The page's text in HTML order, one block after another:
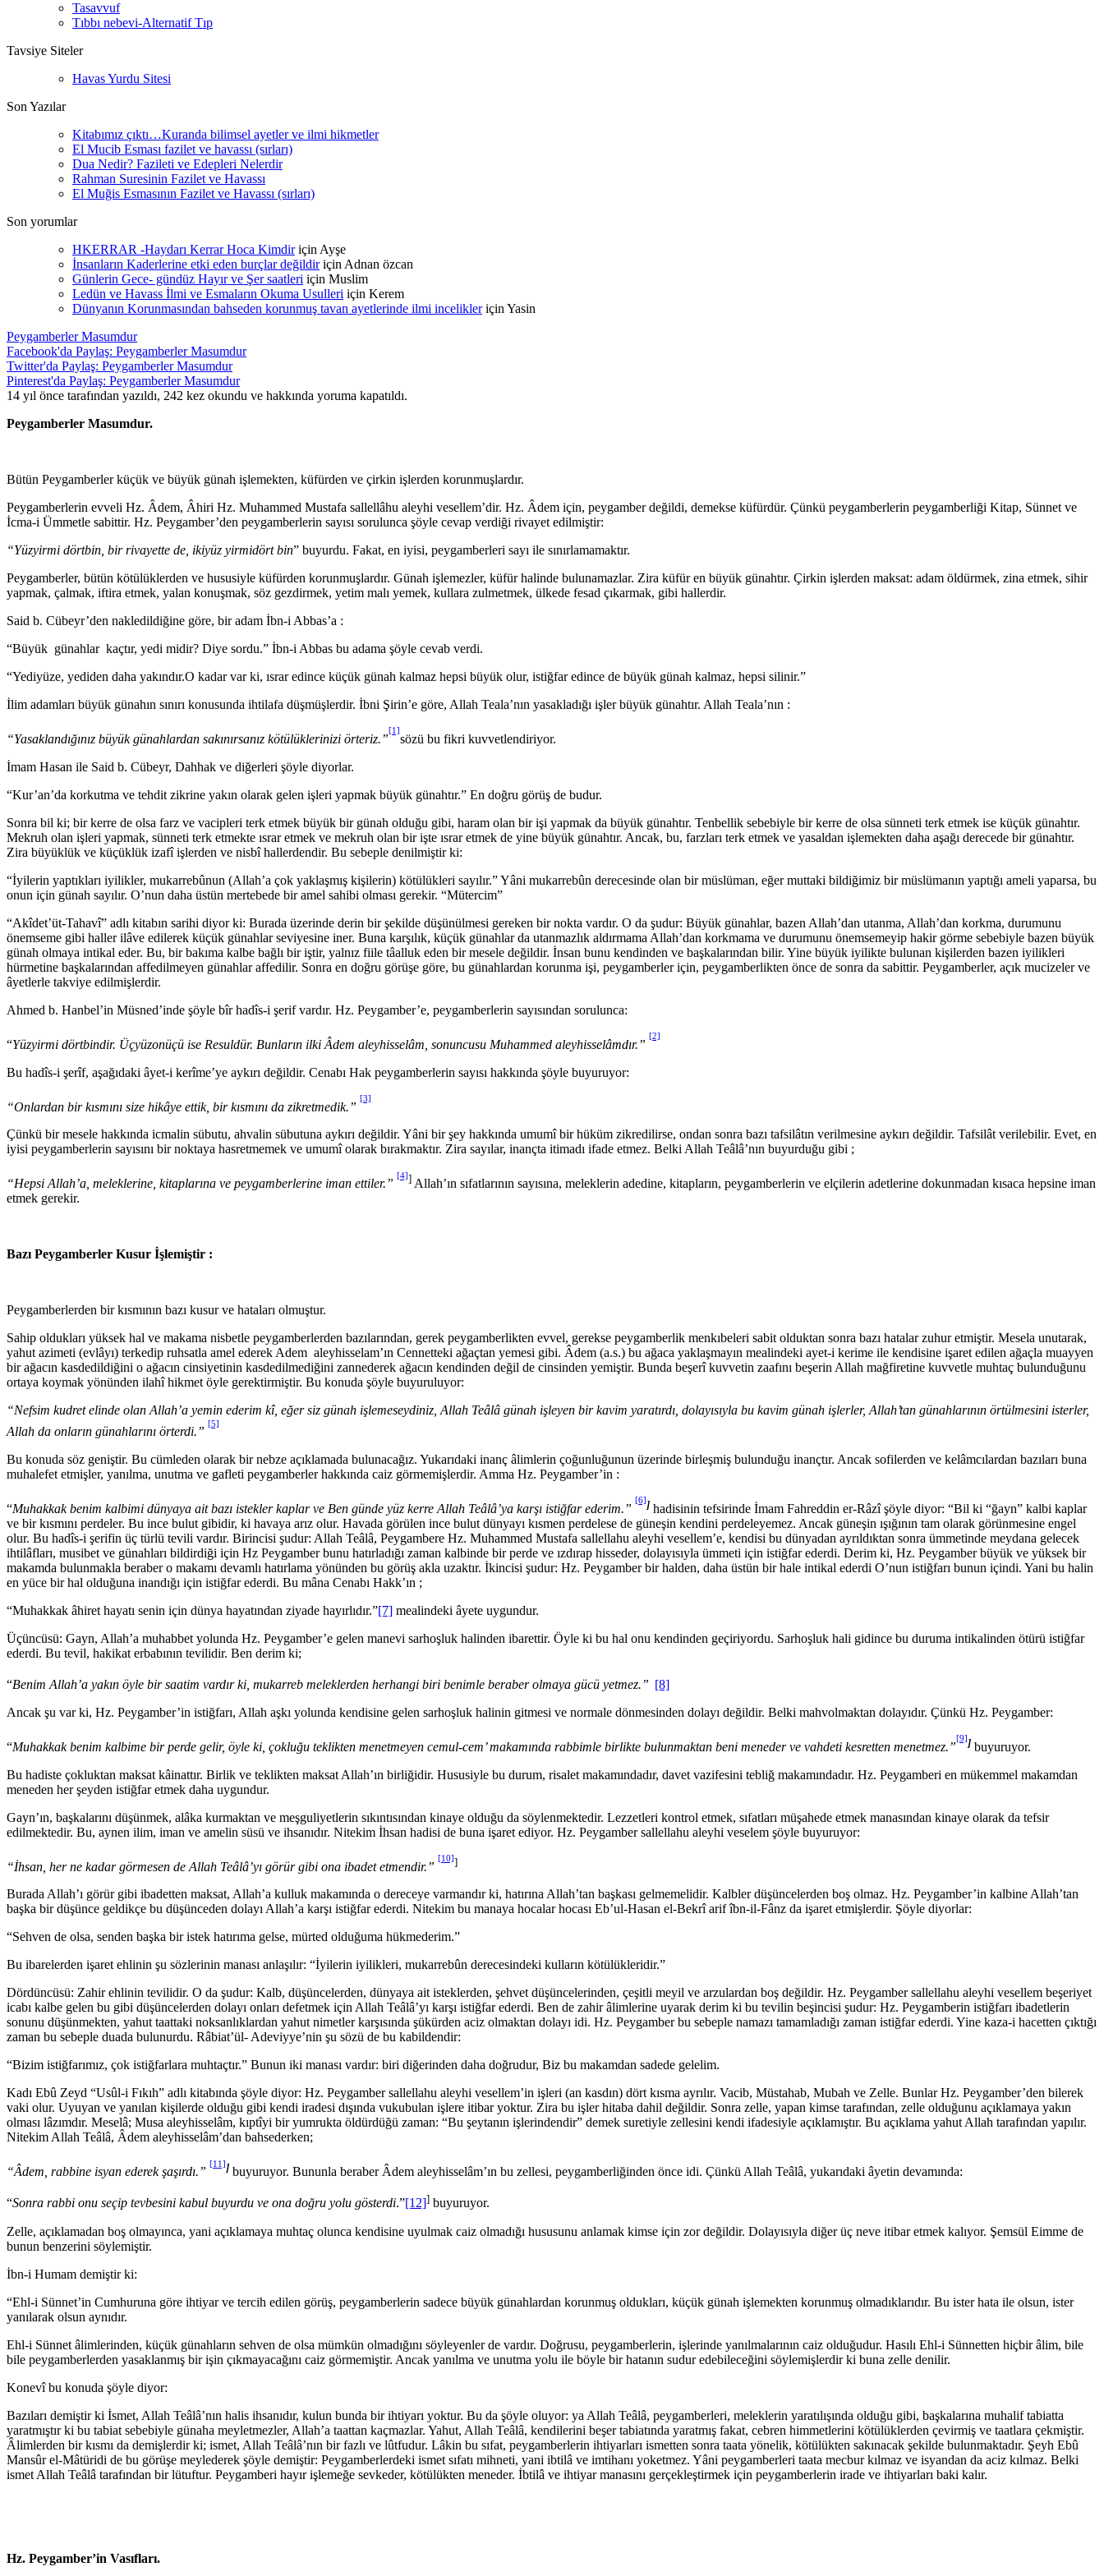
Tasavvuf
Tıbbı nebevi-Alternatif Tıp
Tavsiye Siteler
Havas Yurdu Sitesi
Son Yazılar
Kitabımız çıktı…Kuranda bilimsel ayetler ve ilmi hikmetler
El Mucib Esması fazilet ve havassı (sırları)
Dua Nedir? Fazileti ve Edepleri Nelerdir
Rahman Suresinin Fazilet ve Havassı
El Muğis Esmasının Fazilet ve Havassı (sırları)
Son yorumlar
HKERRAR -Haydarı Kerrar Hoca Kimdiriçin Ayşe
İnsanların Kaderlerine etki eden burçlar değildiriçin Adnan özcan
Günlerin Gece- gündüz Hayır ve Şer saatleri için Muslim
Ledün ve Havass İlmi ve Esmaların Okuma Usulleri için Kerem
Dünyanın Korunmasından bahseden korunmuş tavan ayetlerinde ilmi incelikleriçin Yasin
Peygamberler Masumdur
Facebook'da Paylaş: Peygamberler Masumdur
Twitter'da Paylaş: Peygamberler Masumdur
Pinterest'da Paylaş: Peygamberler Masumdur
14 yıl önce tarafından yazıldı, 242 kez okundu ve hakkında yoruma kapatıldı.
Peygamberler Masumdur.
Bütün Peygamberler küçük ve büyük günah işlemekten, küfür­den ve çirkin işlerden korunmuşlardır.
Peygamberlerin evveli Hz. Âdem, Âhiri Hz. Muhammed Mustafa sallellâhu aleyhi vesellem’dir. Hz. Âdem için, peygamber değildi, de­mekse küfürdür. Çünkü peygamberlerin peygamberliği Kitap, Sün­net ve
İcma-i Ümmetle sabittir. Hz. Peygamber’den peygamberlerin sayısı sorulunca şöyle cevap verdiği rivayet edilmiştir:
“Yüzyirmi dörtbin, bir rivayette de, ikiyüz yirmidört bin” buyurdu. Fakat, en iyisi, peygamberleri sayı ile sınırlamamaktır.
Peygamberler, bütün kötülüklerden ve hususiyle küfürden korunmuşlardır. Günah işlemezler, küfür halinde bulunamazlar. Zira kü­für en büyük günahtır. Çirkin işlerden maksat: adam öldürmek, zina etmek, sihir
yapmak, çalmak, iftira etmek, yalan konuşmak, söz gez­dirmek, yetim malı yemek, kullara zulmetmek, ülkede fesad çıkar­mak, gibi hallerdir.
Said b. Cübeyr’den nakledildiğine göre, bir adam İbn-i Abbas’a :
“Büyük günahlar kaçtır, yedi midir? Diye sordu.” İbn-i Abbas bu adama şöyle cevab verdi.
“Yediyüze, yediden daha yakındır.O kadar var ki, ısrar edince küçük günah kalmaz hepsi büyük olur, istiğfar edince de büyük günah kalmaz, hepsi silinir.”
İlim adamları büyük günahın sınırı konusunda ihtilafa düşmüşlerdir. İbni Şirin’e göre, Allah Teala’nın yasakladığı işler büyük günahtır. Allah Teala’nın :
“Yasaklandığınız büyük günahlardan sakınırsanız kötülükleri­nizi örteriz.”
[1]
sözü bu fikri kuvvetlendiriyor.
İmam Hasan ile Said b. Cübeyr, Dahhak ve diğerleri şöyle diyor­lar.
“Kur’an’da korkutma ve tehdit zikrine yakın olarak gelen işleri yapmak büyük günahtır.” En doğru görüş de budur.
Sonra bil ki; bir kerre de olsa farz ve vacipleri terk etmek büyük bir günah olduğu gibi, haram olan bir işi yapmak da büyük günah­tır. Tenbellik sebebiyle bir kerre de olsa sünneti terk etmek ise küçük günahtır.
Mekruh olan işleri yapmak, sünneti terk etmekte ısrar et­mek ve mekruh olan bir işte ısrar etmek de yine büyük günahtır. Ancak, bu, farzları terk etmek ve yasaldan işlemekten daha aşağı derecede bir günahtır.
Zira büyüklük ve küçüklük izafî işlerden ve nisbî hallerdendir. Bu sebeple denilmiştir ki:
“İyilerin yaptıkları iyi­likler, mukarrebûnun (Allah’a çok yaklaşmış kişilerin) kötülükleri sayılır.” Yâni mukarrebûn derecesinde olan bir müslüman, eğer mut­taki bildiğimiz bir müslümanın yaptığı ameli yaparsa, bu
onun için günah sayılır. O’nun daha üstün mertebede bir amel sahibi olması gerekir. “Mütercim”
“Akîdet’üt-Tahavî” adlı kitabın sarihi diyor ki: Burada üzerinde derin bir şekilde düşünülmesi gereken bir nokta vardır. O da şudur: Büyük günahlar, bazen Allah’dan utanma, Allah’dan korkma, duru­munu
önemseme gibi haller ilâve edilerek küçük günahlar seviyesine iner. Buna karşılık, küçük günahlar da utanmazlık aldırmama Allah’dan korkmama ve durumunu önemsemeyip hakir görme sebebiyle ba­zen büyük
günah olmaya intikal eder. Bu, bir bakıma kalbe bağlı bir iştir, yalnız fiile tâalluk eden bir mesele değildir. İnsan bunu kendinden ve başkalarından bilir. Yine büyük iyilikte bulunan ki­şilerden bazen iyilikleri
hürmetine başkalarından affedilmeyen günahlar affedilir. Sonra en doğru görüşe göre, bu günahlardan korun­ma işi, peygamberler için, peygamberlikten önce de sonra da sa­bittir. Peygamberler, açık mucizeler ve
âyetlerle takviye edilmiş­lerdir.
Ahmed b. Hanbel’in Müsned’inde şöyle bîr hadîs-i şerif vardır. Hz. Peygamber’e, peygamberlerin sayısından sorulunca:
“Yüzyirmi dörtbindir. Üçyüzonüçü ise Resuldür. Bunların ilki Âdem aleyhisselâm, sonuncusu Muhammed aleyhisselâmdır.”
[2]
Bu hadîs-i şerîf, aşağıdaki âyet-i kerîme’ye aykırı değildir. Cenabı Hak peygamberlerin sayısı hakkında şöyle buyuruyor:
“Onlardan bir kısmını size hikâye ettik, bir kısmını da zikret­medik.”
[3]
Çünkü bir mesele hakkında icmalin sübutu, ahvalin sübutuna aykırı değildir. Yâni bir şey hakkında umumî bir hüküm zikredilirse, ondan sonra bazı tafsilâtın verilmesine aykırı değildir. Tafsilât veri­lebilir. Evet, en
iyisi peygamberlerin sayısını bir noktaya hasretme­mek ve umumî olarak bırakmaktır. Zira sayılar, inançta itimadı ifa­de etmez. Belki Allah Teâlâ’nın buyurduğu gibi ;
“Hepsi Allah’a, me­leklerine, kitaplarına ve peygamberlerine iman ettiler.”
[4]] Allah’ın sı­fatlarının sayısına, meleklerin adedine, kitapların, peygamberlerin ve elçilerin adetlerine dokunmadan kısaca hepsine iman
etmek gerekir.
Bazı Peygamberler Kusur İşlemiştir :
Peygamberlerden bir kısmının bazı kusur ve hataları olmuştur.
Sahip oldukları yüksek hal ve makama nisbetle peygamberlerden bazılarından, gerek peygamberlikten evvel, gerekse peygamberlik menkıbeleri sabit olduktan sonra bazı hatalar zuhur etmiştir. Mesela unutarak,
yahut azimeti (evlâyı) terkedip ruhsatla amel ederek Adem aleyhisselam’ın Cennetteki ağaçtan yemesi gibi. Âdem (a.s.) bu ağaca yaklaşmayın mealindeki ayet-i kerime ile ken­disine işaret edilen ağaçla muayyen
bir ağacın kasdedildiğini o ağa­cın cinsiyetinin kasdedilmediğini zannederek ağacın kendinden değil de cinsinden yemiştir. Bunda beşerî kuvvetin zaafını beşerin Allah mağfiretine kuvvetle muhtaç bulunduğunu
ortaya koymak yönünden ilahî hikmet öyle gerektirmiştir. Bu konuda şöyle buyuruluyor:
“Nefsim kudret elinde olan Allah’a yemin ederim kî, eğer siz gü­nah işlemeseydiniz, Allah Teâlâ günah işleyen bir kavim yaratırdı, dolayısıyla bu kavim günah işlerler, Allah’tan günahlarının örtül­mesini isterler,
Allah da onların günahlarını örterdi.”
[5]
Bu konuda söz geniştir. Bu cümleden olarak bir nebze açıkla­mada bulunacağız. Yukarıdaki inanç âlimlerin çoğunluğunun üze­rinde birleşmiş bulunduğu inançtır. Ancak sofilerden ve kelâmcılardan bazıları buna
muhalefet etmişler, yanılma, unutma ve gafleti peygamberler hakkında caiz görmemişlerdir. Amma Hz. Peygamber’in :
“Muhakkak benim kalbimi dünyaya ait bazı istekler kaplar ve Ben günde yüz kerre Allah Teâlâ’ya karşı istiğfar ederim.”
[6]] hadisi­nin tefsirinde İmam Fahreddin er-Râzî şöyle diyor: “Bil ki “ğayn” kalbi kaplar
ve bir kısmını perdeler. Bu ince bulut gibidir, ki havaya arız olur. Havada görülen ince bulut dünyayı kısmen perdelese de güneşin kendini perdeleyemez. Ancak güneşin ışığının tam olarak görünmesine engel
olur. Bu hadîs-i şerifin üç türlü tevili vardır. Bi­rincisi şudur: Allah Teâlâ, Peygambere Hz. Muhammed Mustafa sallellahu aleyhi vesellem’e, kendisi bu dünyadan ayrıldıktan sonra üm­metinde meydana gelecek
ihtilâfları, musibet ve günahları bildirdiği için Hz Peygamber bunu hatırladığı zaman kalbinde bir perde ve ızdırap hisseder, dolayısıyla ümmeti için istiğfar ederdi. Derim ki, Hz. Peygamber büyük ve yüksek bir
makamda bulunmakla beraber o makamı devamlı hatırlama yönünden bu görüş akla uzaktır. İkincisi şudur: Hz. Peygamber bir halden, daha üstün bir hale intikal ederdi O’nun istiğfarı bunun içindi. Yani bu halin
en yüce bir hal olduğu­na inandığı için istiğfar ederdi. Bu mâna Cenabı Hakk’ın ;
“Muhakkak âhiret hayatı senin için dünya hayatından ziyade hayırlıdır.”[7] mealindeki âyete uygundur.
Üçüncüsü: Gayn, Allah’a muhabbet yolunda Hz. Peygamber’e gelen manevi sarhoşluk halinden ibarettir. Öyle ki bu hal onu kendin­den geçiriyordu. Sarhoşluk hali gidince bu duruma intikalinden ötü­rü istiğfar
ederdi. Bu tevil, hakikat erbabının tevilidir. Ben derim ki;
“Benim Allah’a yakın öyle bir saatim vardır ki, mukarreb melek­lerden herhangi biri benimle beraber olmaya gücü yetmez.” [8]
Ancak şu var ki, Hz. Peygamber’in istiğfarı, Allah aşkı yolunda kendisine gelen sarhoşluk halinin gitmesi ve normale dönmesinden dolayı değildir. Belki mahvolmaktan dolayıdır. Çünkü Hz. Peygamber:
“Muhakkak benim kalbime bir perde gelir, öyle ki, çokluğu teklikten menetmeyen cemul-cem’ makamında rabbimle birlikte bulunmaktan beni meneder ve vahdeti kesretten menetmez.”
[9]] buyuruyor.
Bu hadiste çokluktan maksat kâinattır. Birlik ve teklikten mak­sat Allah’ın birliğidir. Hususiyle bu durum, risalet makamındadır, da­vet vazifesini tebliğ makamındadır. Hz. Peygamberi en mükemmel makamdan
meneden her şeyden istiğfar etmek daha uygundur.
Gayn’ın, başkalarını düşünmek, alâka kurmaktan ve meşguli­yetlerin sıkıntısından kinaye olduğu da söylenmektedir. Lezzetleri kontrol etmek, sıfatları müşahede etmek manasından kinaye olarak da tefsir
edilmektedir. Bu, aynen ilim, iman ve amelin süsü ve ihsa­nıdır. Nitekim İhsan hadisi de buna işaret ediyor. Hz. Peygamber sallellahu aleyhi veselem şöyle buyuruyor:
“İhsan, her ne kadar görmesen de Allah Teâlâ’yı görür gibi ona ibadet etmendir.”
[10]]
Burada Allah’ı görür gibi ibadetten maksat, Allah’a kulluk makamında o dereceye varmandır ki, hatırına Allah’tan başkası gelme­melidir. Kalbler düşüncelerden boş olmaz. Hz. Peygamber’in kalbine Allah’tan
başka bir düşünce geldikçe bu düşünceden dolayı Allah’a karşı istiğfar ederdi. Nitekim bu manaya hocalar hocası Eb’ul-Hasan el-Bekrî arif îbn-il-Fânz da işaret etmişlerdir. Şöyle diyorlar:
“Sehven de olsa, senden başka bir istek hatırıma gelse, mürted olduğuma hükmederim.”
Bu ibarelerden işaret ehlinin şu sözlerinin manası anlaşılır: “İyi­lerin iyilikleri, mukarrebûn derecesindeki kulların kötülükleridir.”
Dördüncüsü: Zahir ehlinin tevilidir. O da şudur: Kalb, düşünce­lerden, dünyaya ait isteklerden, şehvet düşüncelerinden, çeşitli meyil ve arzulardan boş değildir. Hz. Peygamber sallellahu aleyhi vesellem beşeriyet
icabı kalbe gelen bu gibi düşüncelerden dolayı onları def­etmek için Allah Teâlâ’yı karşı istiğfar ederdi. Ben de zahir âlimleri­ne uyarak derim ki bu tevilin beşincisi şudur: Hz. Peygamberin istiğ­farı ibadetlerin
sonunu düşünmekten, yahut taattaki noksanlıklardan yahut nimetler karşısında şükürden aciz olmaktan dolayı idi. Hz. Peygamber bu sebeple namazı tamamladığı zaman istiğfar eder­di. Yine kaza-i hacetten çıktığı
zaman bu sebeple duada bulunurdu. Râbiat’ül- Adeviyye’nin şu sözü de bu kabildendir:
“Bizim istiğfarı­mız, çok istiğfarlara muhtaçtır.” Bunun iki manası vardır: biri diğe­rinden daha doğrudur, Biz bu makamdan sadede gelelim.
Kadı Ebû Zeyd “Usûl-i Fıkıh” adlı kitabında şöyle diyor: Hz. Pey­gamber sallellahu aleyhi vesellem’in işleri (an kasdın) dört kısma ay­rılır. Vacib, Müstahab, Mubah ve Zelle. Bunlar Hz. Peygamber’den bilerek
vaki olur. Uyuyan ve yanılan kişilerde olduğu gibi kendi ira­desi dışında vukubulan işlere itibar yoktur. Zira bu işler hitaba da­hil değildir. Sonra zelle, yapan kimse tarafından, zelle olduğunu açıklamaya yakın
olması lâzımdır. Meselâ; Musa aleyhisselâm, kıptîyi bir yumrukta öldürdüğü zaman: “Bu şeytanın işlerindendir” demek su­retiyle zellesini kendi ifadesiyle açıklamıştır. Bu açıklama yahut Al­lah tarafından yapılır.
Nitekim Allah Teâlâ, Âdem aleyhisselâm’dan bahsederken;
“Âdem, rabbine isyan ederek şaşırdı.”
[11]] buyuruyor. Bununla bera­ber Âdem aleyhisselâm’ın bu zellesi, peygamberliğinden önce idi. Çünkü Allah Teâlâ, yukarıdaki âyetin devamında:
“Sonra rabbi onu seçip tevbesini kabul buyurdu ve ona doğru yo­lu gösterdi.”[12]] buyuruyor.
Zelle, açıklamadan boş olmayınca, yani açıklamaya muhtaç olunca kendisine uyulmak caiz olmadığı hususunu anlamak kimse için zor değildir. Dolayısıyla diğer üç neve itibar etmek kalıyor. Şemsül Eimme de
bunun benzerini söylemiştir.
İbn-i Humam demiştir ki:
“Ehl-i Sünnet’in Cumhuruna göre ihti­yar ve tercih edilen görüş, peygamberlerin sadece büyük günahlar­dan korunmuş oldukları, küçük günah işlemekten korunmuş olma­dıklarıdır. Bu ister hata ile olsun, ister
yanılarak olsun aynıdır.
Ehl-i Sünnet âlimlerinden, küçük günahların sehven de olsa mümkün olmadığını söyleyenler de vardır. Doğrusu, peygamberlerin, işlerinde yanılmalarının caiz olduğudur. Hasılı Ehl-i Sünnetten hiçbir âlim, bile
bile peygamberlerden yasaklanmış bir işin çıkmayacağını caiz görmemiştir. Ancak yanılma ve unutma yolu ile böyle bir hata­nın sudur edebileceğini söylemişlerdir ki buna zelle denilir.
Konevî bu konuda şöyle diyor:
Bazıları demiş­tir ki İsmet, Allah Teâlâ’nın halis ihsanıdır, kulun bunda bir ihtiyarı yoktur. Bu da şöyle oluyor: ya Allah Teâlâ, peygamberleri, melekle­rin yaratılışında olduğu gibi, başkalarına muhalif tabiatta
yaratmış­tır ki bu tabiat sebebiyle günaha meyletmezler, Allah’a taattan kaç­mazlar. Yahut, Allah Teâlâ, kendilerini beşer tabiatında yaratmış fakat, cebren himmetlerini kötülüklerden çevirmiş ve taatlara çek­miştir.
Âlimlerden bir kısmı da demişlerdir ki; ismet, Allah Teâlâ’nın bir fazlı ve lûtfudur. Lâkin bu sıfat, peygamberlerin ihtiyarları is­metten sonra taata yönelik, kötülükten sakınacak şekilde bulunmak­tadır. Şeyh Ebû
Mansûr el-Mâtüridi de bu görüşe meylederek şöyle demiştir: Peygamberlerdeki ismet sıfatı mihneti, yani ibtilâ ve imti­hanı yoketmez. Yâni peygamberleri taata mecbur kılmaz ve isyandan da aciz kılmaz. Belki
ismet Allah Teâlâ tarafından bir lütuftur. Pey­gamberi hayır işlemeğe sevkeder, kötülükten meneder. İbtilâ ve ih­tiyar manasını gerçekleştirmek için peygamberlerin irade ve ihti­yarları baki kalır.
Hz. Peygamber’in Vasıfları.